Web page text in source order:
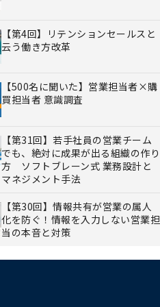
【第4回】リテンションセールスと
云う働き方改革
【500名に聞いた】営業担当者×購
買担当者 意識調査
【第31回】若手社員の営業チーム
でも、絶対に成果が出る組織の作り
方 ソフトブレーン式 業務設計と
マネジメント手法
【第30回】情報共有が営業の属人
化を防ぐ！情報を入力しない営業担
当の本音と対策